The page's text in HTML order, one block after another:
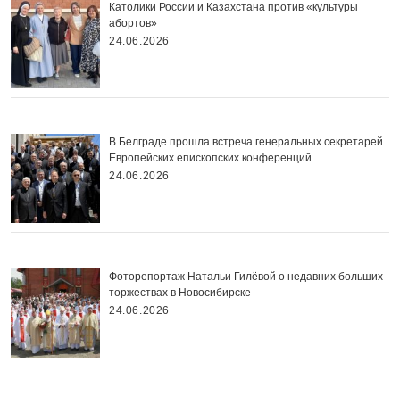
Католики России и Казахстана против «культуры
абортов»
24.06.2026
В Белграде прошла встреча генеральных секретарей
Европейских епископских конференций
24.06.2026
Фоторепортаж Натальи Гилёвой о недавних больших
торжествах в Новосибирске
24.06.2026